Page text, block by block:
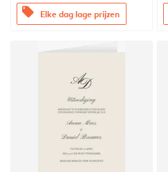
offers Elke dag lage prijzen